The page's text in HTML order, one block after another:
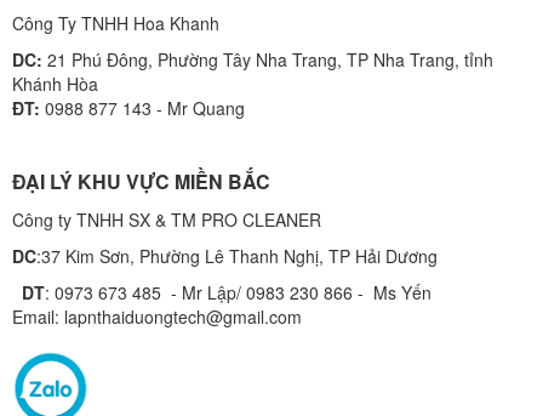
Công Ty TNHH Hoa Khanh
DC: 21 Phú Đông, Phường Tây Nha Trang, TP Nha Trang, tỉnh
Khánh Hòa
ĐT: 0988 877 143 - Mr Quang
ĐẠI LÝ KHU VỰC MIỀN BẮC
Công ty TNHH SX & TM PRO CLEANER
DC:37 Kim Sơn, Phường Lê Thanh Nghị, TP Hải Dương
DT: 0973 673 485 - Mr Lập/ 0983 230 866 - Ms Yến
Email: lapnthaiduongtech@gmail.com